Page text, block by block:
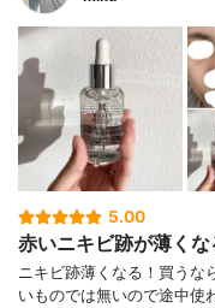
5.00
赤いニキビ跡が薄くな
ニキビ跡薄くなる！買うな
いものでは無いので途中使